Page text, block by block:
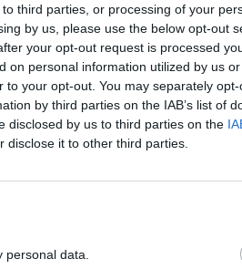
third parties, or processing of your
by us, please use the below opt-out
your opt-out request is processed
on personal information utilized by us
your opt-out. You may separately
by third parties on the IAB’s list of
disclosed by us to third parties on the
disclose it to other third parties.
data.